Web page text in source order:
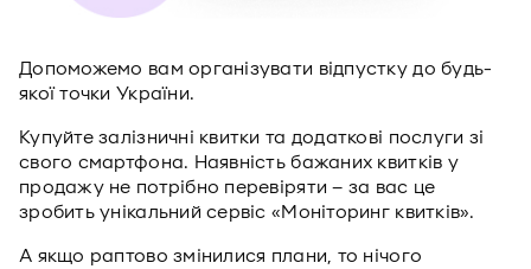
Допоможемо вам організувати відпустку до будь-
якої точки України.
Купуйте залізничні квитки та додаткові послуги зі
свого смартфона. Наявність бажаних квитків у
продажу не потрібно перевіряти – за вас це
зробить унікальний сервіс «Моніторинг квитків».
А якщо раптово змінилися плани, то нічого